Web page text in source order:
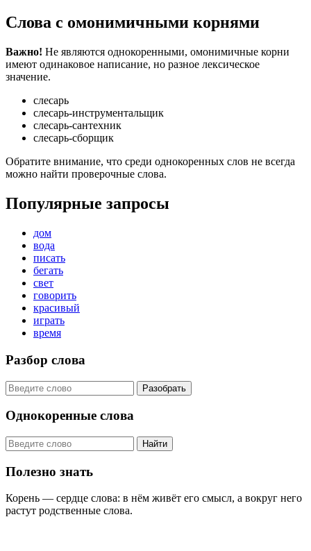
Слова с омонимичными корнями
Важно! Не являются однокоренными, омонимичные корни
имеют одинаковое написание, но разное лексическое
значение.
слесарь
слесарь-инструментальщик
слесарь-сантехник
слесарь-сборщик
Обратите внимание, что среди однокоренных слов не всегда
можно найти проверочные слова.
Популярные запросы
дом
вода
писать
бегать
свет
говорить
красивый
играть
время
Разбор слова
Разобрать
Однокоренные слова
Найти
Полезно знать
Корень — сердце слова: в нём живёт его смысл, а вокруг него
растут родственные слова.